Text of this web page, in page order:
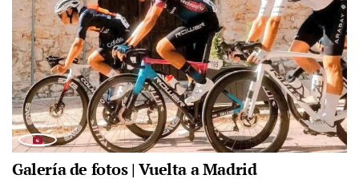
Galería de fotos | Vuelta a Madrid